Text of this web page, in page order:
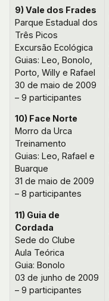
9) Vale dos Frades
Parque Estadual dos
Três Picos
Excursão Ecológica
Guias: Leo, Bonolo,
Porto, Willy e Rafael
30 de maio de 2009
– 9 participantes
10) Face Norte
Morro da Urca
Treinamento
Guias: Leo, Rafael e
Buarque
31 de maio de 2009
– 8 participantes
11) Guia de
Cordada
Sede do Clube
Aula Teórica
Guia: Bonolo
03 de junho de 2009
– 9 participantes